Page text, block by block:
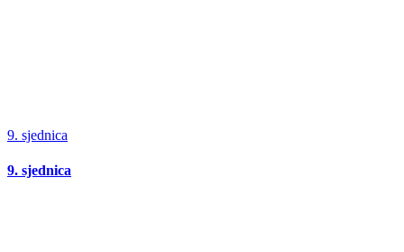
9. sjednica
9. sjednica